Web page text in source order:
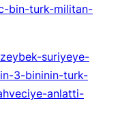
bin-turk-militan-
suriyeye-
3-bininin-turk-
anlatti-